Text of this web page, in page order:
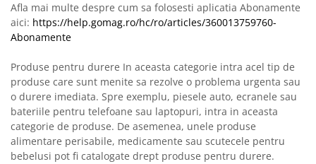
Afla mai multe despre cum sa folosesti aplicatia Abonamente
aici: https://help.gomag.ro/hc/ro/articles/360013759760-
Abonamente
Produse pentru durere In aceasta categorie intra acel tip de
produse care sunt menite sa rezolve o problema urgenta sau
o durere imediata. Spre exemplu, piesele auto, ecranele sau
bateriile pentru telefoane sau laptopuri, intra in aceasta
categorie de produse. De asemenea, unele produse
alimentare perisabile, medicamente sau scutecele pentru
bebelusi pot fi catalogate drept produse pentru durere.